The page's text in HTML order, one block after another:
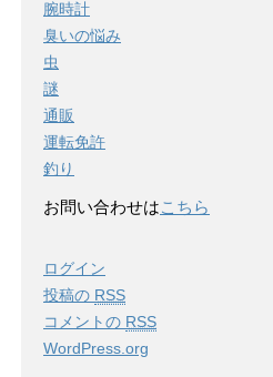
腕時計
臭いの悩み
虫
謎
通販
運転免許
釣り
お問い合わせはこちら
ログイン
投稿の RSS
コメントの RSS
WordPress.org